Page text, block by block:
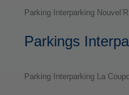
Parking Interparking
Parkings
Parking Interparking La